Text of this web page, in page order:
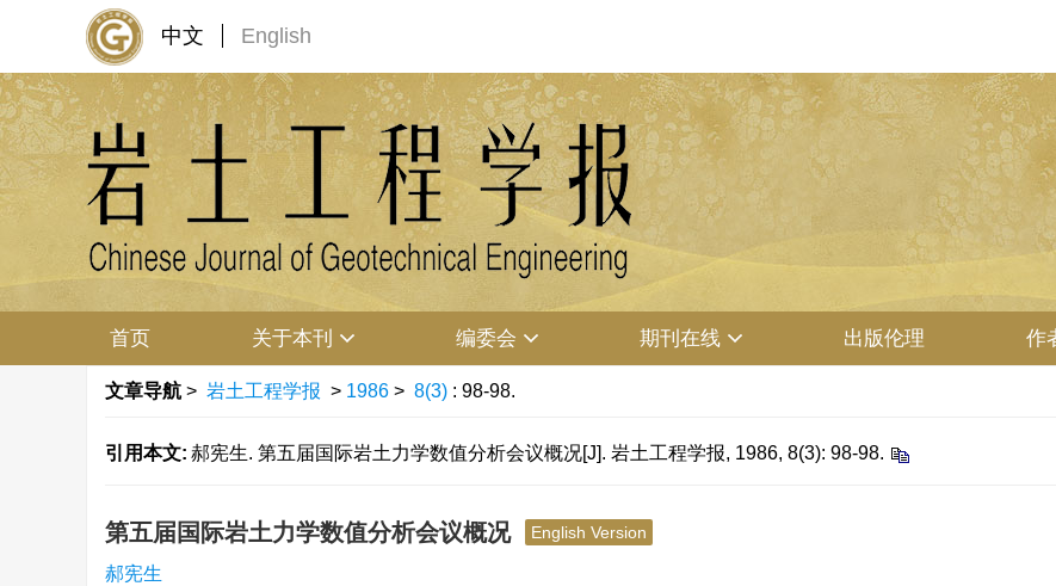
中文 English
首页 关于本刊 编委会 期刊在线 出版伦理 作
文章导航 > 岩土工程学报 > 1986 > 8(3) : 98-98.
引用本文: 郝宪生. 第五届国际岩土力学数值分析会议概况[J]. 岩土工程学报, 1986, 8(3): 98-98.
第五届国际岩土力学数值分析会议概况 English Version
郝宪生